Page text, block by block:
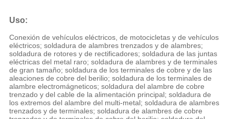
Uso:
Conexión de vehículos eléctricos, de motocicletas y de vehículos
eléctricos; soldadura de alambres trenzados y de alambres;
soldadura de rotores y de rectificadores; soldadura de las juntas
eléctricas del metal raro; soldadura de alambres y de terminales
de gran tamaño; soldadura de los terminales de cobre y de las
aleaciones de cobre del berilio; soldadura de los terminales de
alambre electromágneticos; soldadura del alambre de cobre
trenzado y del cable de la alimentación principal; soldadura de
los extremos del alambre del multi-metal; soldadura de alambres
trenzados y de terminales; soldadura de alambres de cobre